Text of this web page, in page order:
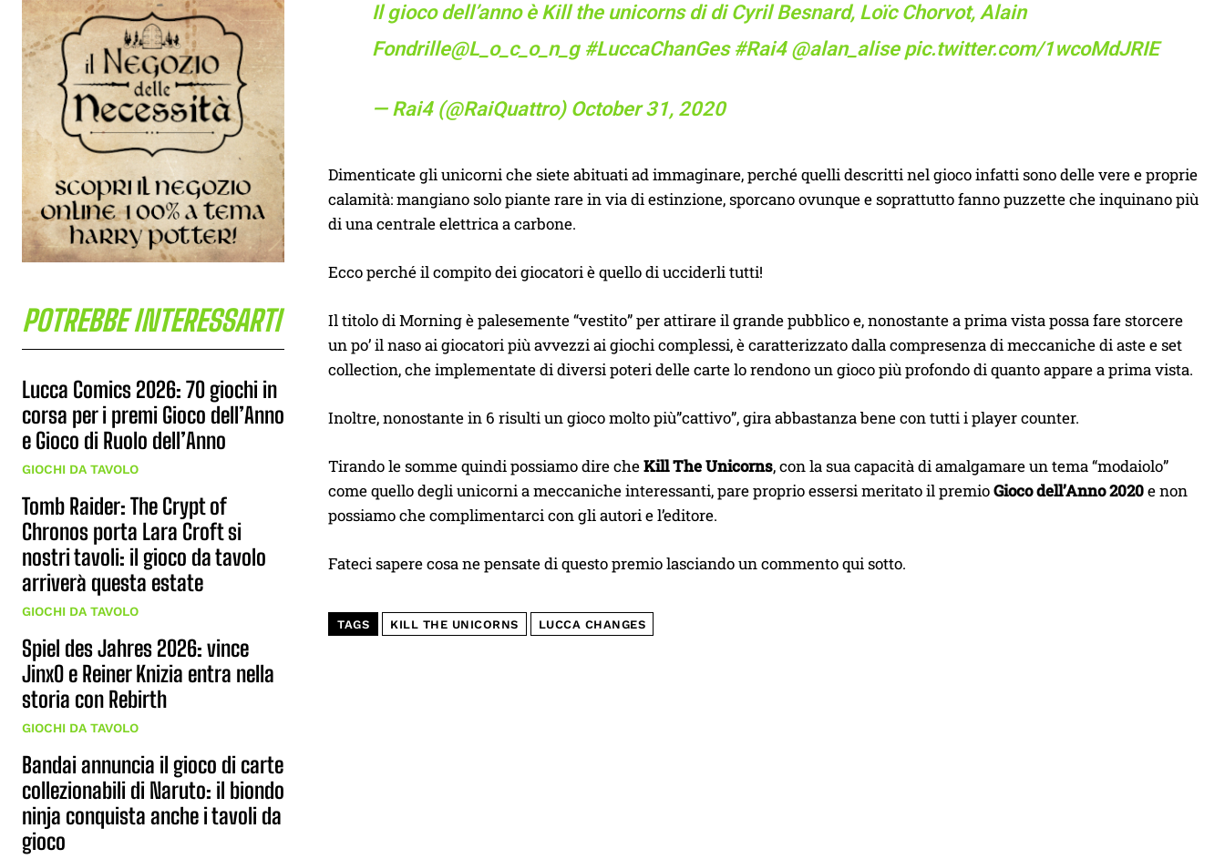
POTREBBE INTERESSARTI
Lucca Comics 2026: 70 giochi in
corsa per i premi Gioco dell’Anno
e Gioco di Ruolo dell’Anno
GIOCHI DA TAVOLO
Tomb Raider: The Crypt of
Chronos porta Lara Croft si
nostri tavoli: il gioco da tavolo
arriverà questa estate
GIOCHI DA TAVOLO
Spiel des Jahres 2026: vince
JinxO e Reiner Knizia entra nella
storia con Rebirth
GIOCHI DA TAVOLO
Bandai annuncia il gioco di carte
collezionabili di Naruto: il biondo
ninja conquista anche i tavoli da
gioco
Il gioco dell’anno è Kill the unicorns di di Cyril Besnard, Loïc Chorvot, Alain
Fondrille@L_o_c_o_n_g #LuccaChanGes #Rai4 @alan_alise pic.twitter.com/1wcoMdJRIE
— Rai4 (@RaiQuattro) October 31, 2020
Dimenticate gli unicorni che siete abituati ad immaginare, perché quelli descritti nel gioco infatti sono delle vere e proprie
calamità: mangiano solo piante rare in via di estinzione, sporcano ovunque e soprattutto fanno puzzette che inquinano più
di una centrale elettrica a carbone.
Ecco perché il compito dei giocatori è quello di ucciderli tutti!
Il titolo di Morning è palesemente “vestito” per attirare il grande pubblico e, nonostante a prima vista possa fare storcere
un po’ il naso ai giocatori più avvezzi ai giochi complessi, è caratterizzato dalla compresenza di meccaniche di aste e set
collection, che implementate di diversi poteri delle carte lo rendono un gioco più profondo di quanto appare a prima vista.
Inoltre, nonostante in 6 risulti un gioco molto più”cattivo”, gira abbastanza bene con tutti i player counter.
Tirando le somme quindi possiamo dire cheKill The Unicorns, con la sua capacità di amalgamare un tema “modaiolo”
come quello degli unicorni a meccaniche interessanti, pare proprio essersi meritato il premioGioco dell’Anno 2020e non
possiamo che complimentarci con gli autori e l’editore.
Fateci sapere cosa ne pensate di questo premio lasciando un commento qui sotto.
TAGS KILL THE UNICORNS LUCCA CHANGES